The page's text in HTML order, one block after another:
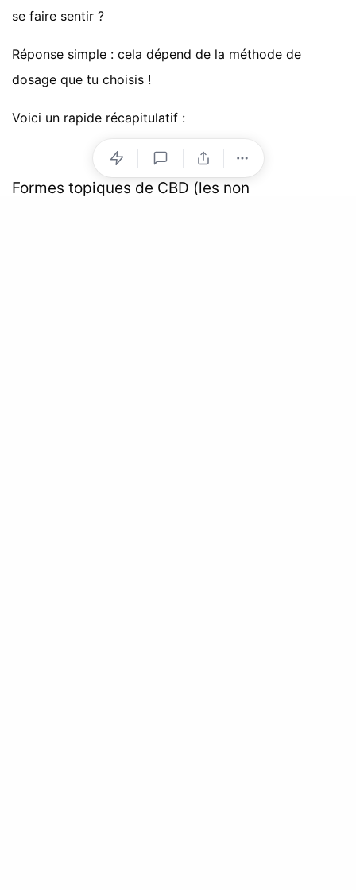
se faire sentir ?
Réponse simple : cela dépend de la méthode de
dosage que tu choisis !
Voici un rapide récapitulatif :
Formes topiques de CBD (les non